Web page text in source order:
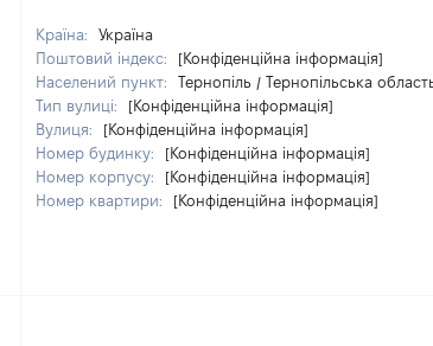
Країна:
Україна
Поштовий індекс:
[Конфіденційна інформація]
Населений пункт:
Тернопіль / Тернопільська
Тип вулиці:
[Конфіденційна інформація]
Вулиця:
[Конфіденційна інформація]
Номер будинку:
[Конфіденційна інформація]
Номер корпусу:
[Конфіденційна інформація]
Номер квартири:
[Конфіденційна інформація]